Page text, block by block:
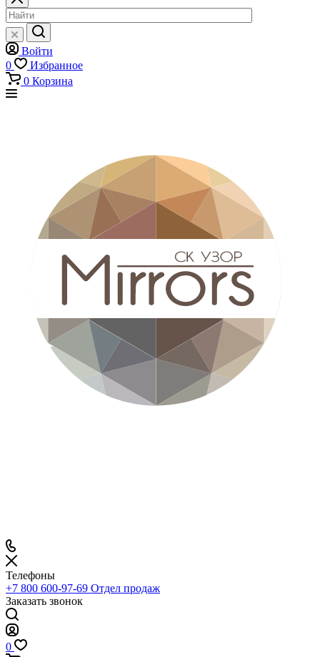
Войти
0
Избранное
0 Корзина
Телефоны
+7 800 600-97-69 Отдел продаж
Заказать звонок
0